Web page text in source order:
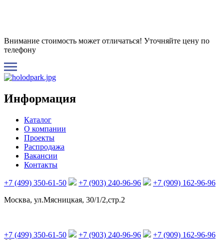
Внимание стоимость может отличаться! Уточняйте цену по
телефону
Информация
Каталог
О компании
Проекты
Распродажа
Вакансии
Контакты
+7 (499) 350-61-50 +7 (903) 240-96-96
+7 (909) 162-96-96
Москва, ул.Мясницкая, 30/1/2,стр.2
+7 (499) 350-61-50 +7 (903) 240-96-96 +7 (909) 162-96-96